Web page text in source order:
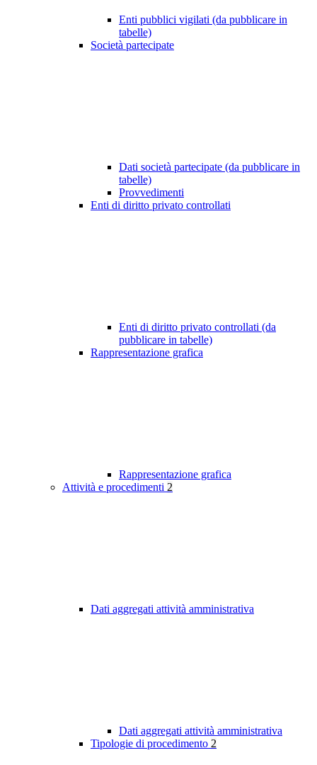
Enti pubblici vigilati (da pubblicare in
tabelle)
Società partecipate
Dati società partecipate (da pubblicare in
tabelle)
Provvedimenti
Enti di diritto privato controllati
Enti di diritto privato controllati (da
pubblicare in tabelle)
Rappresentazione grafica
Rappresentazione grafica
Attività e procedimenti 2
Dati aggregati attività amministrativa
Dati aggregati attività amministrativa
Tipologie di procedimento 2